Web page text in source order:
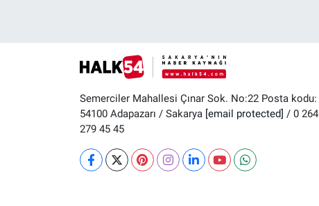
Semerciler Mahallesi Çınar Sok. No:22 Posta kodu:
54100 Adapazarı / Sakarya [email protected] / 0 264
279 45 45